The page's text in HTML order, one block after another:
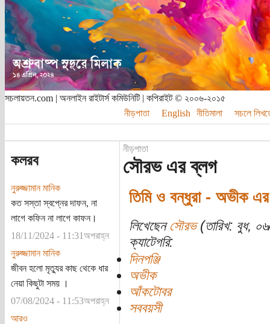
সচলায়তন.com | অনলাইন রাইটার্স কমিউনিটি | কপিরাইট © ২০০৬-২০১৫
নীড়পাতা
English নীতিমালা সচলে
কলরব
নুরুজ্জামান মানিক
কত সস্তা স্বপ্নের দাফন, না
লাগে কফিন না লাগে কাফন।
18/11/2024 - 11:31অপরাহ্ন
নুরুজ্জামান মানিক
জীবন হলো মৃত্যুর কাছ থেকে ধার
নেয়া কিছুটা সময় ।
07/08/2024 - 11:53অপরাহ্ন
আরও
নীড়পাতা
সৌরভ এর ব্লগ
তিমি ও বন্ধুরা - অভীক
লিখেছেন সৌরভ(তারিখ: বুধ,
ক্যাটেগরি:
দিনপঞ্জি
অভীক
আঁকটোবর
সববয়সী